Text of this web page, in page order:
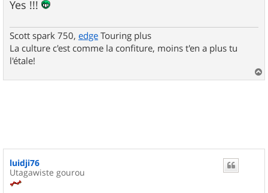
Yes !!!
Scott spark 750, edge Touring plus
La culture c'est comme la confiture, moins t'en a plus tu
l'étale!
a
luidji76
Utagawiste gourou